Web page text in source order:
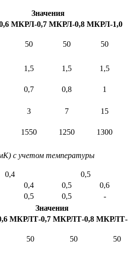
Значения
МКРЛ-0,7 МКРЛ-0,8 МКРЛ-1,0
50 50 50
1,5 1,5
1,5
0,7 0,8
1
3 7
15
1550 1250 1300
с учетом температуры
0,4
0,5
0,4 0,5
0,6
0,5 0,5 -
Значения
МКРЛТ-0,7 МКРЛТ-0,8 МКРЛТ-
50 50 50